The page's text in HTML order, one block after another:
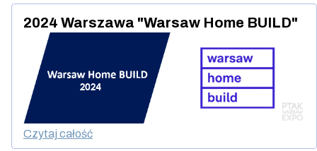
2024 Warszawa "Warsaw Home BUILD"
Czytaj całość